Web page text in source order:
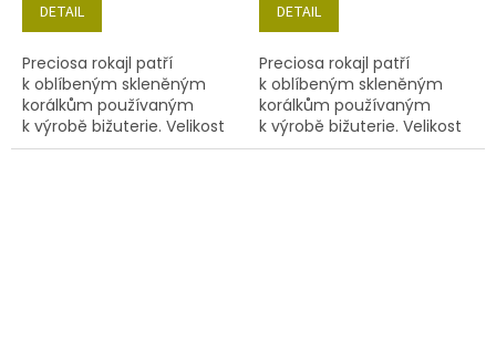
DETAIL
Preciosa rokajl patří
k oblíbeným skleněným
korálkům používaným
k výrobě bižuterie. Velikost
10/0 (2,2-2,4 mm), barva
DETAIL
Preciosa rokajl patří
k oblíbeným skleněným
korálkům používaným
k výrobě bižuterie. Velikost
10/0 (2,2-2,4 mm), barva